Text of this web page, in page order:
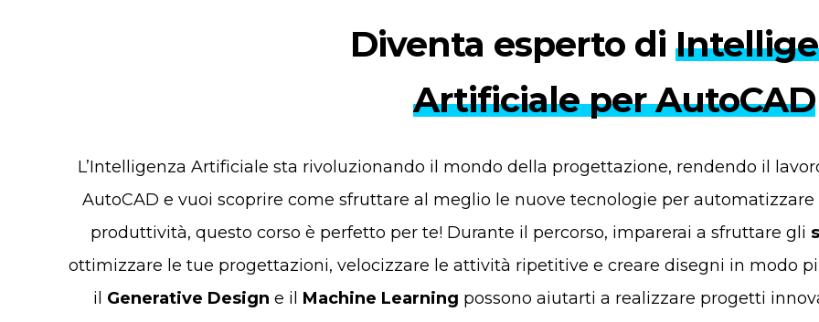
Diventa esperto di
Artificiale per AutoCAD
L’Intelligenza Artificiale sta rivoluzionando il mondo della progettazione, rendendo il
AutoCAD e vuoi scoprire come sfruttare al meglio le nuove tecnologie per
produttività, questo corso è perfetto per te! Durante il percorso, imparerai a sfruttare gli
ottimizzare le tue progettazioni, velocizzare le attività ripetitive e creare disegni in modo
il Generative Design e il Machine Learning possono aiutarti a realizzare progetti